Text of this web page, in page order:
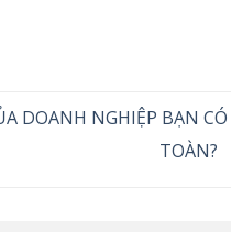
DOANH NGHIỆP BẠN
TOÀN?